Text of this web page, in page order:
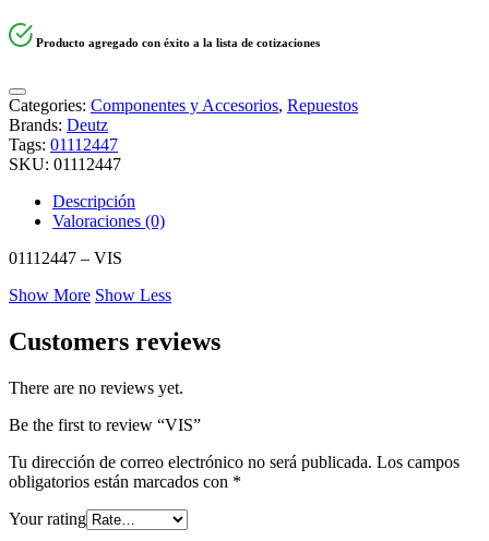
Producto agregado con éxito a la lista de cotizaciones
Categories: Componentes y Accesorios, Repuestos
Brands: Deutz
Tags: 01112447
SKU: 01112447
Descripción
Valoraciones (0)
01112447 – VIS
Show More Show Less
Customers reviews
There are no reviews yet.
Be the first to review “VIS”
Tu dirección de correo electrónico no será publicada. Los campos
obligatorios están marcados con *
Your rating